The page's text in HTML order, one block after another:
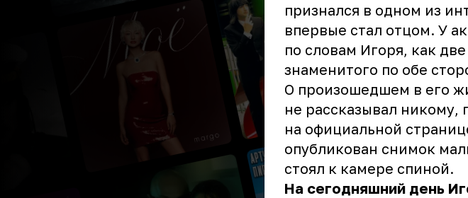
признался в одном из
впервые стал отцом. У
по словам Игоря, как
знаменитого по обе
О произошедшем в его
не рассказывал никому,
на официальной
опубликован снимок
стоял к камере спиной.
На сегодняшний день